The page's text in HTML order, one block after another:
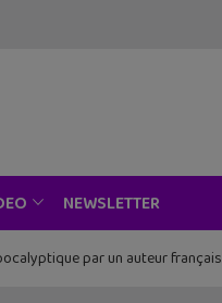
NEWSLETTER
par un auteur français
Art Show, Passion Japon…